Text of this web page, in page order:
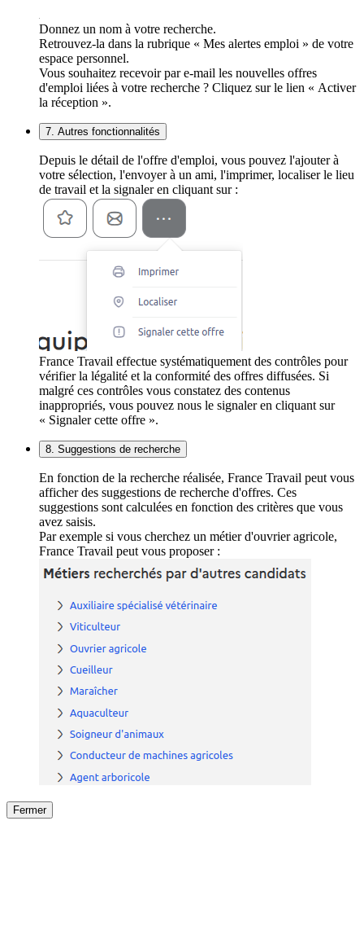
Donnez un nom à votre recherche.
Retrouvez-la dans la rubrique « Mes alertes emploi » de votre
espace personnel.
Vous souhaitez recevoir par e-mail les nouvelles offres
d'emploi liées à votre recherche ? Cliquez sur le lien « Activer
la réception ».
7. Autres fonctionnalités
Depuis le détail de l'offre d'emploi, vous pouvez l'ajouter à
votre sélection, l'envoyer à un ami, l'imprimer, localiser le lieu
de travail et la signaler en cliquant sur :
France Travail effectue systématiquement des contrôles pour
vérifier la légalité et la conformité des offres diffusées. Si
malgré ces contrôles vous constatez des contenus
inappropriés, vous pouvez nous le signaler en cliquant sur
« Signaler cette offre ».
8. Suggestions de recherche
En fonction de la recherche réalisée, France Travail peut vous
afficher des suggestions de recherche d'offres. Ces
suggestions sont calculées en fonction des critères que vous
avez saisis.
Par exemple si vous cherchez un métier d'ouvrier agricole,
France Travail peut vous proposer :
Fermer